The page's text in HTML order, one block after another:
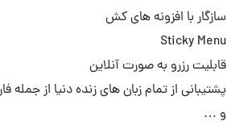
سازگار با افزونه های کش
Sticky Menu
قابلیت رزرو به صورت آنلاین
پشتیبانی از تمام زبان های زنده دنیا از جمله
و …